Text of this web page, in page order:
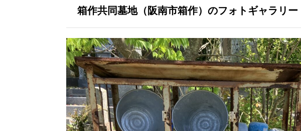
箱作共同墓地（阪南市箱作）のフォトギャラリー